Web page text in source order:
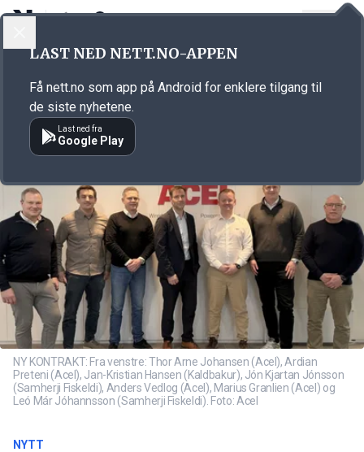
Annonsørinnhold
NY KONTRAKT: Fra venstre: Thor Arne Johansen (Acel), Ardian
Preteni (Acel), Jan-Kristian Hansen (Kaldbakur), Jón Kjartan Jónsson
(Samherji Fiskeldi), Anders Vedlog (Acel), Marius Granlien (Acel) og
Leó Már Jóhannsson (Samherji Fiskeldi). Foto: Acel
NYTT
LAST NED NETT.NO-APPEN
Få nett.no som app på Android for enklere tilgang til
de siste nyhetene.
Last ned fra
Google Play